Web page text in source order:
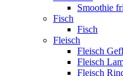
Smoothie
Fisch
Fisch
Fleisch
Fleisch
Fleisch
Fleisch